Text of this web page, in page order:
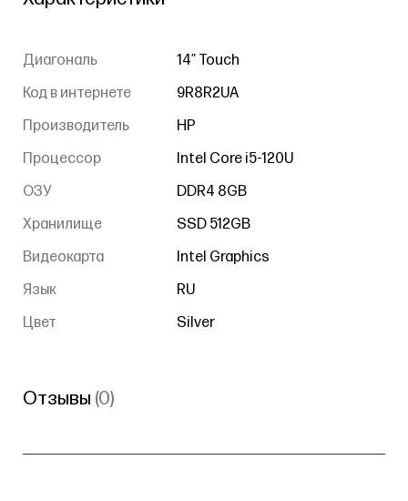
Диагональ
14″ Touch
Код в интернете
9R8R2UA
Производитель
HP
Процессор
Intel Core i5-120U
ОЗУ
DDR4 8GB
Хранилище
SSD 512GB
Видеокарта
Intel Graphics
Язык
RU
Цвет
Silver
Отзывы (0)